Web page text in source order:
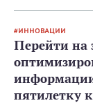
ИННОВАЦИИ
Перейти на
пятилетку